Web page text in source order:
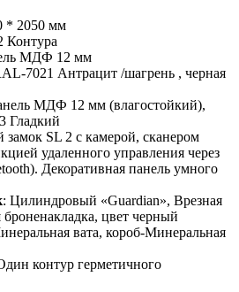
* 2050 мм
Контура
МДФ 12 мм
7021 Антрацит /шагрень , черная
МДФ 12 мм (влагостойкий),
Гладкий
SL 2 с камерой, сканером
удаленного управления через
Декоративная панель умного
: Цилиндровый «Guardian», Врезная
цвет черный
вата, короб-Минеральная
контур герметичного